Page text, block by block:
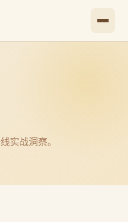
实战洞察。